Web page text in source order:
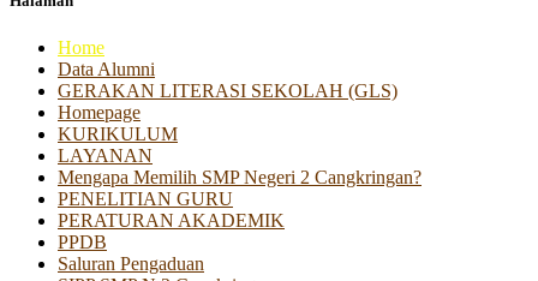
Home
Data Alumni
GERAKAN LITERASI SEKOLAH (GLS)
Homepage
KURIKULUM
LAYANAN
Mengapa Memilih SMP Negeri 2 Cangkringan?
PENELITIAN GURU
PERATURAN AKADEMIK
PPDB
Saluran Pengaduan